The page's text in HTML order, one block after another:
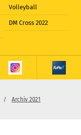
Volleyball
DM Cross 2022
Archiv 2021